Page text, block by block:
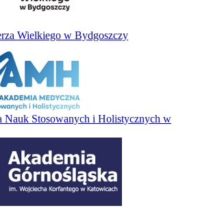
Wielkiego w Bydgoszczy
Nauk Stosowanych i Holistycznych w